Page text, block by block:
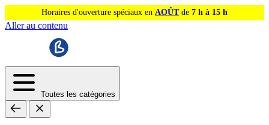
Horaires d'ouverture spéciaux en AOÛTde 7 h à 15 h
Aller au contenu
Toutes les catégories